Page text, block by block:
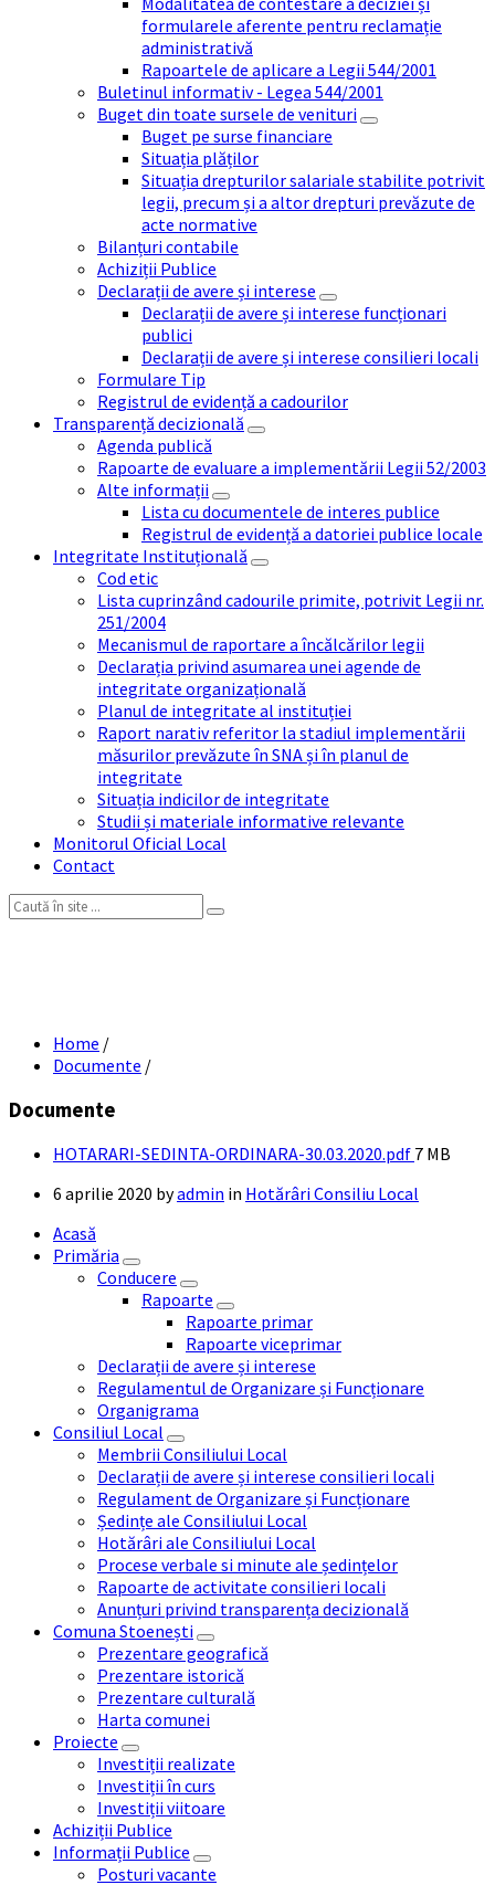
formularele aferente pentru reclamație
administrativă
Rapoartele de aplicare a Legii 544/2001
Buletinul informativ - Legea 544/2001
Buget din toate sursele de venituri
Buget pe surse financiare
Situația plăților
Situația drepturilor salariale stabilite potrivit
legii, precum și a altor drepturi prevăzute de
acte normative
Bilanțuri contabile
Achiziții Publice
Declarații de avere și interese
Declarații de avere și interese funcționari
publici
Declarații de avere și interese consilieri locali
Formulare Tip
Registrul de evidență a cadourilor
Transparență decizională
Agenda publică
Rapoarte de evaluare a implementării Legii 52/2003
Alte informații
Lista cu documentele de interes publice
Registrul de evidență a datoriei publice locale
Integritate Instituțională
Cod etic
Lista cuprinzând cadourile primite, potrivit Legii nr.
251/2004
Mecanismul de raportare a încălcărilor legii
Declarația privind asumarea unei agende de
integritate organizațională
Planul de integritate al instituției
Raport narativ referitor la stadiul implementării
măsurilor prevăzute în SNA și în planul de
integritate
Situația indicilor de integritate
Studii și materiale informative relevante
Monitorul Oficial Local
Contact
Search:
Home /
Documente /
Documente
HOTARARI-SEDINTA-ORDINARA-30.03.2020.pdf File
7 MB
6 aprilie 2020 byadmin in Hotărâri Consiliu Local
Acasă
Primăria
Conducere
Rapoarte
Rapoarte primar
Rapoarte viceprimar
Declarații de avere și interese
Regulamentul de Organizare și Funcționare
Organigrama
Consiliul Local
Membrii Consiliului Local
Declarații de avere și interese consilieri locali
Regulament de Organizare și Funcționare
Ședințe ale Consiliului Local
Hotărâri ale Consiliului Local
Procese verbale si minute ale ședințelor
Rapoarte de activitate consilieri locali
Anunțuri privind transparența decizională
Comuna Stoenești
Prezentare geografică
Prezentare istorică
Prezentare culturală
Harta comunei
Proiecte
Investiții realizate
Investiții în curs
Investiții viitoare
Achiziții Publice
Informații Publice
Posturi vacante